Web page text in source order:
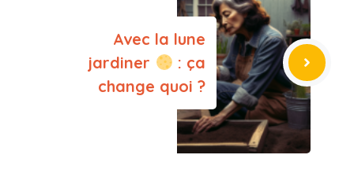
Avec la lune
jardiner
: ça
change quoi ?